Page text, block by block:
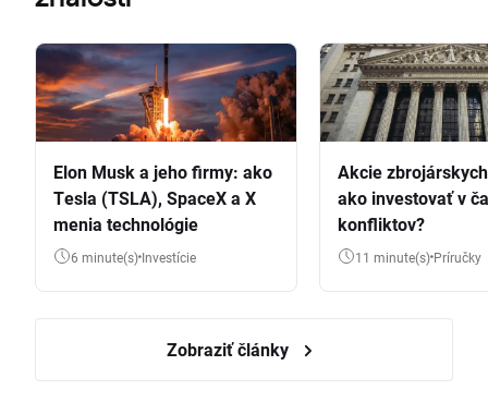
Elon Musk a jeho firmy: ako
Tesla (TSLA), SpaceX a X
menia technológie
6 minute(s) Investície
Akcie
ako investovať v
konfliktov?
11 minute(s) Príručky
Zobraziť články